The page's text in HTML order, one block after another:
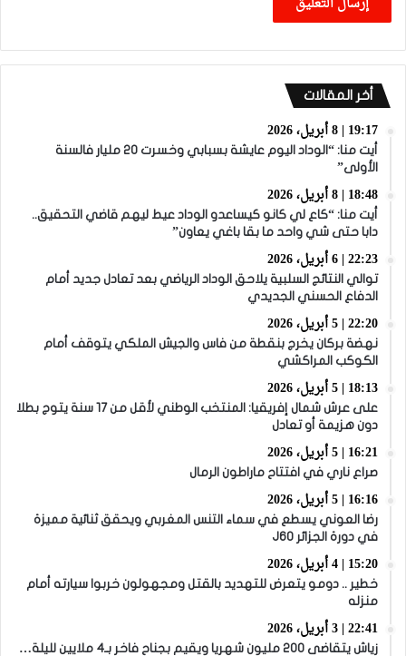
أخر المقالات
19:17 | 8 أبريل، 2026
أيت منا: “الوداد اليوم عايشة بسبابي وخسرت 20 مليار فالسنة
الأولى”
18:48 | 8 أبريل، 2026
أيت منا: “كاع لي كانو كيساعدو الوداد عيط ليهم قاضي التحقيق..
دابا حتى شي واحد ما بقا باغي يعاون”
22:23 | 6 أبريل، 2026
توالي النتائج السلبية يلاحق الوداد الرياضي بعد تعادل جديد أمام
الدفاع الحسني الجديدي
22:20 | 5 أبريل، 2026
نهضة بركان يخرج بنقطة من فاس والجيش الملكي يتوقف أمام
الكوكب المراكشي
18:13 | 5 أبريل، 2026
على عرش شمال إفريقيا: المنتخب الوطني لأقل من 17 سنة يتوج بطلا
دون هزيمة أو تعادل
16:21 | 5 أبريل، 2026
صراع ناري في افتتاح ماراطون الرمال
16:16 | 5 أبريل، 2026
رضا العوني يسطع في سماء التنس المغربي ويحقق ثنائية مميزة
في دورة الجزائر J60
15:20 | 4 أبريل، 2026
خطير .. دومو يتعرض للتهديد بالقتل ومجهولون خربوا سيارته أمام
منزله
22:41 | 3 أبريل، 2026
زياش يتقاضى 200 مليون شهريا ويقيم بجناح فاخر بـ4 ملايين لليلة…